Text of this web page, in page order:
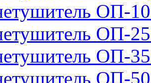
ОП-
ОП-
ОП-
ОП-